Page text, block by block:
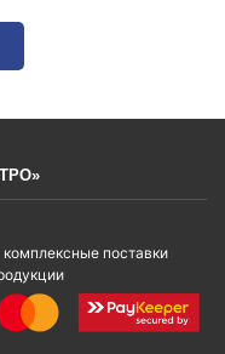
поставки